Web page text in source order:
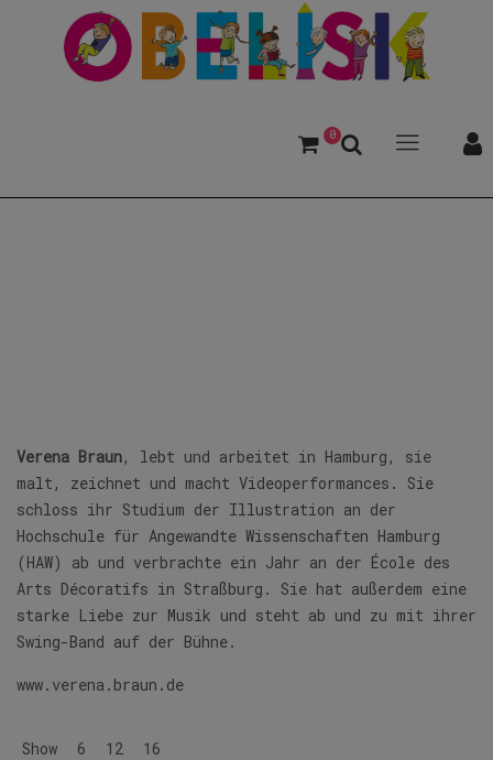
0
Verena Braun, lebt und arbeitet in Hamburg, sie
malt, zeichnet und macht Videoperformances. Sie
schloss ihr Studium der Illustration an der
Hochschule für Angewandte Wissenschaften Hamburg
(HAW) ab und verbrachte ein Jahr an der École des
Arts Décoratifs in Straßburg. Sie hat außerdem eine
starke Liebe zur Musik und steht ab und zu mit ihrer
Swing-Band auf der Bühne.
www.verena.braun.de
Show 6 12 16